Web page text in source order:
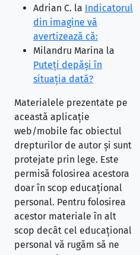
Adrian C. la Indicatorul
din imagine vă
avertizează că:
Milandru Marina la
Puteţi depăşi în
situaţia dată?
Materialele prezentate pe
această aplicație
web/mobile fac obiectul
drepturilor de autor și sunt
protejate prin lege. Este
permisă folosirea acestora
doar în scop educațional
personal. Pentru folosirea
acestor materiale în alt
scop decât cel educațional
personal vă rugăm să ne